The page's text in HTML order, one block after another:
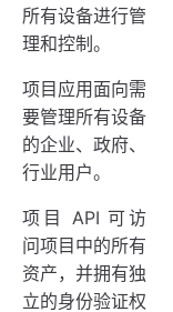
所有设备进行管
理和控制。
项目应用面向需
要管理所有设备
的企业、政府、
行业用户。
项目 API 可访
问项目中的所有
资产，并拥有独
立的身份验证权